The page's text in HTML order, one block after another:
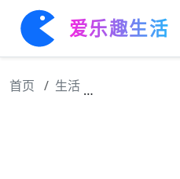
爱乐趣生活
首页 生活